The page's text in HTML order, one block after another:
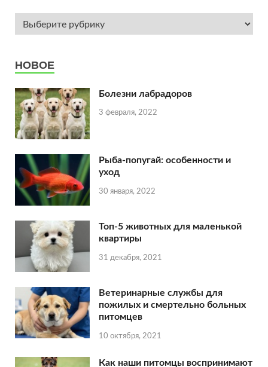
НОВОЕ
Болезни лабрадоров
3 февраля, 2022
Рыба-попугай: особенности и
уход
30 января, 2022
Топ-5 животных для маленькой
квартиры
31 декабря, 2021
Ветеринарные службы для
пожилых и смертельно больных
питомцев
10 октября, 2021
Как наши питомцы воспринимают